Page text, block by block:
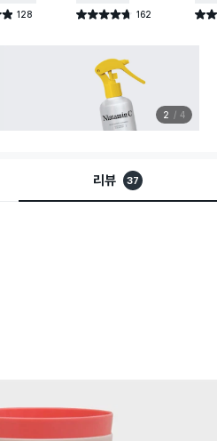
128
건 작성 별점 4.7점 162
건 작성 별점
2 4
리뷰 37